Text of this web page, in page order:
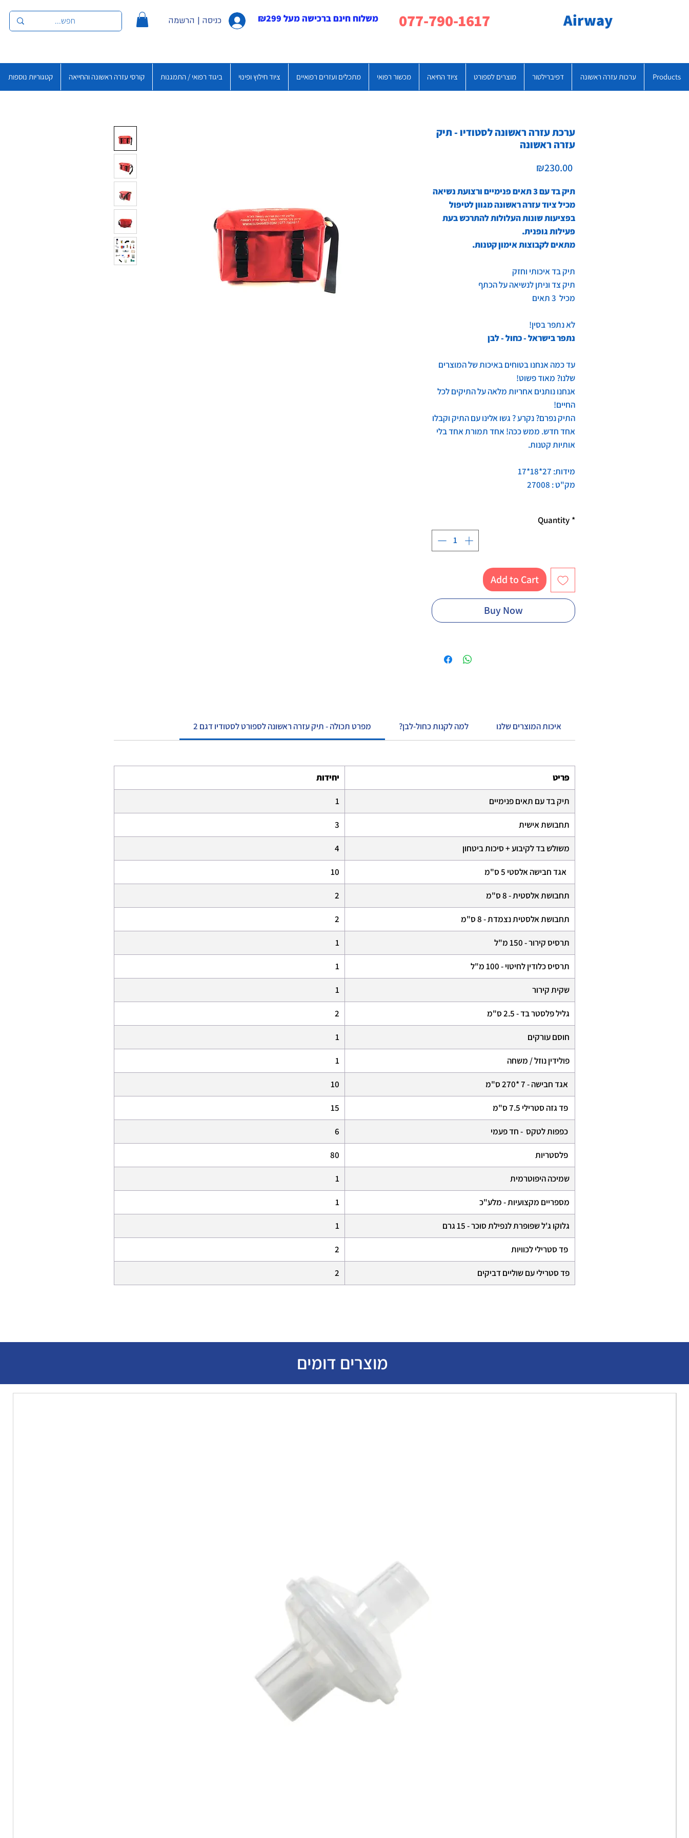
כניסה | הרשמה משלוח חינם ברכישה מעל ₪299 Airway
Products ערכות עזרה ראשונה דפיברילטור מוצרים לספורט ציוד החיאה מכשור רפואי מתכלים ועזרים רפואיים ציוד חילוץ ופינוי ביגוד רפואי / התמגנות קורסי עזרה ראשונה והחייאה קטגוריות נוספות
ערכת עזרה ראשונה לסטודיו - תיק
עזרה ראשונה
₪230.00Price
תיק בד עם 3 תאים פנימיים ורצועת נשיאה
מכיל ציוד עזרה ראשונה מגוון לטיפול
בפציעות שונות העלולות להתרכש בעת
פעילות גופנית.
מתאים לקבוצות אימון קטנות.
תיק בד איכותי וחזק
תיק צד וניתן לנשיאה על הכתף
מכיל 3 תאים
לא נתפר בסין!
נתפר בישראל - כחול - לבן
עד כמה אנחנו בטוחים באיכות של המוצרים
שלנו? מאוד פשוט!
אנחנו נותנים אחריות מלאה על התיקים לכל
החיים!
התיק נפרם? נקרע ? גשו אלינו עם התיק וקבלו
אחד חדש. ממש ככה! אחד תמורת אחד בלי
אותיות קטנות.
מידות: 27*18*17
מק"ט : 27008
Quantity *
Add to Cart
Buy Now
מפרט תכולה - תיק עזרה ראשונה לספורט לסטודיו דגם 2 ?למה לקנות כחול-לבן איכות המוצרים שלנו
פריט יחידות
תיק בד עם תאים פנימיים 1
תחבושת אישית 3
משולש בד לקיבוע + סיכות ביטחון 4
אגד חבישה אלסטי 5 ס"מ 10
תחבושת אלסטית - 8 ס"מ 2
תחבושת אלסטית נצמדת - 8 ס"מ 2
תרסיס קירור - 150 מ"ל 1
תרסיס כלודין לחיטוי - 100 מ"ל 1
שקית קירור 1
גליל פלסטר בד - 2.5 ס"מ 2
חוסם עורקים 1
פולידין נוזל / משחה 1
אגד חבישה - 7 *270 ס"מ 10
פד גזה סטרילי 7.5 ס"מ 15
כפפות לטקס - חד פעמי 6
פלסטריות 80
שמיכה היפוטרמית 1
מספריים מקצועיות - מלע"כ 1
גלוקו ג'ל שפופרת לנפילת סוכר - 15 גרם 1
פד סטרילי לכוויות 2
פד סטרילי עם שוליים דביקים 2
מוצרים דומים